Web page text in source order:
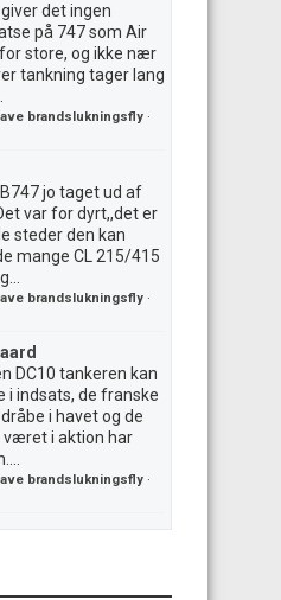
giver det ingen
på 747 som Air
store, og ikke nær
tankning tager lang
brandslukningsfly ·
jo taget ud af
var for dyrt,,det er
steder den kan
mange CL 215/415
brandslukningsfly ·
DC10 tankeren kan
i indsats, de franske
i havet og de
været i aktion har
brandslukningsfly ·